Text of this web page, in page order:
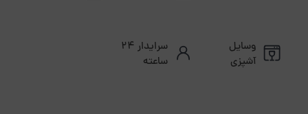
وسایل
آشپزی
سرایدار ۲۴
ساعته